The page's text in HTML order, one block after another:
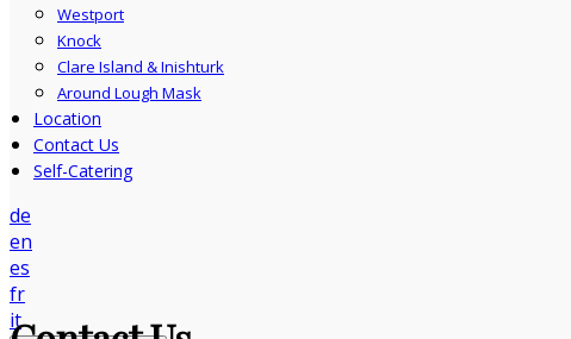
Westport
Knock
Clare Island & Inishturk
Around Lough Mask
Location
Contact Us
Self-Catering
de
en
es
fr
it